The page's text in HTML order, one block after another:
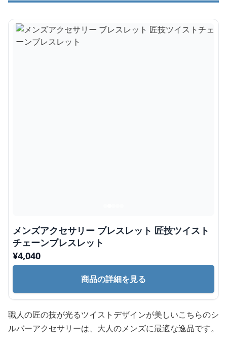
メンズアクセサリー ブレスレット 匠技ツイスト
チェーンブレスレット
¥4,040
商品の詳細を見る
職人の匠の技が光るツイストデザインが美しいこちらのシ
ルバーアクセサリーは、大人のメンズに最適な逸品です。